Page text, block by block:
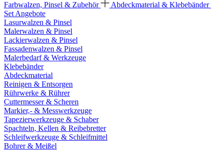
Farbwalzen, Pinsel & Zubehör
Abdeckmaterial & Klebebänder
Set Angebote
Lasurwalzen & Pinsel
Malerwalzen & Pinsel
Lackierwalzen & Pinsel
Fassadenwalzen & Pinsel
Malerbedarf & Werkzeuge
Klebebänder
Abdeckmaterial
Reinigen & Entsorgen
Rührwerke & Rührer
Cuttermesser & Scheren
Markier,- & Messwerkzeuge
Tapezierwerkzeuge & Schaber
Spachteln, Kellen & Reibebretter
Schleifwerkzeuge & Schleifmittel
Bohrer & Meißel